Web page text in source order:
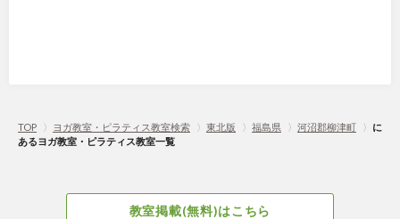
TOP 〉 ヨガ教室・ピラティス教室検索 〉 東北版 〉 福島県 〉 河沼郡柳津町 〉 に
あるヨガ教室・ピラティス教室一覧
教室掲載(無料)はこちら